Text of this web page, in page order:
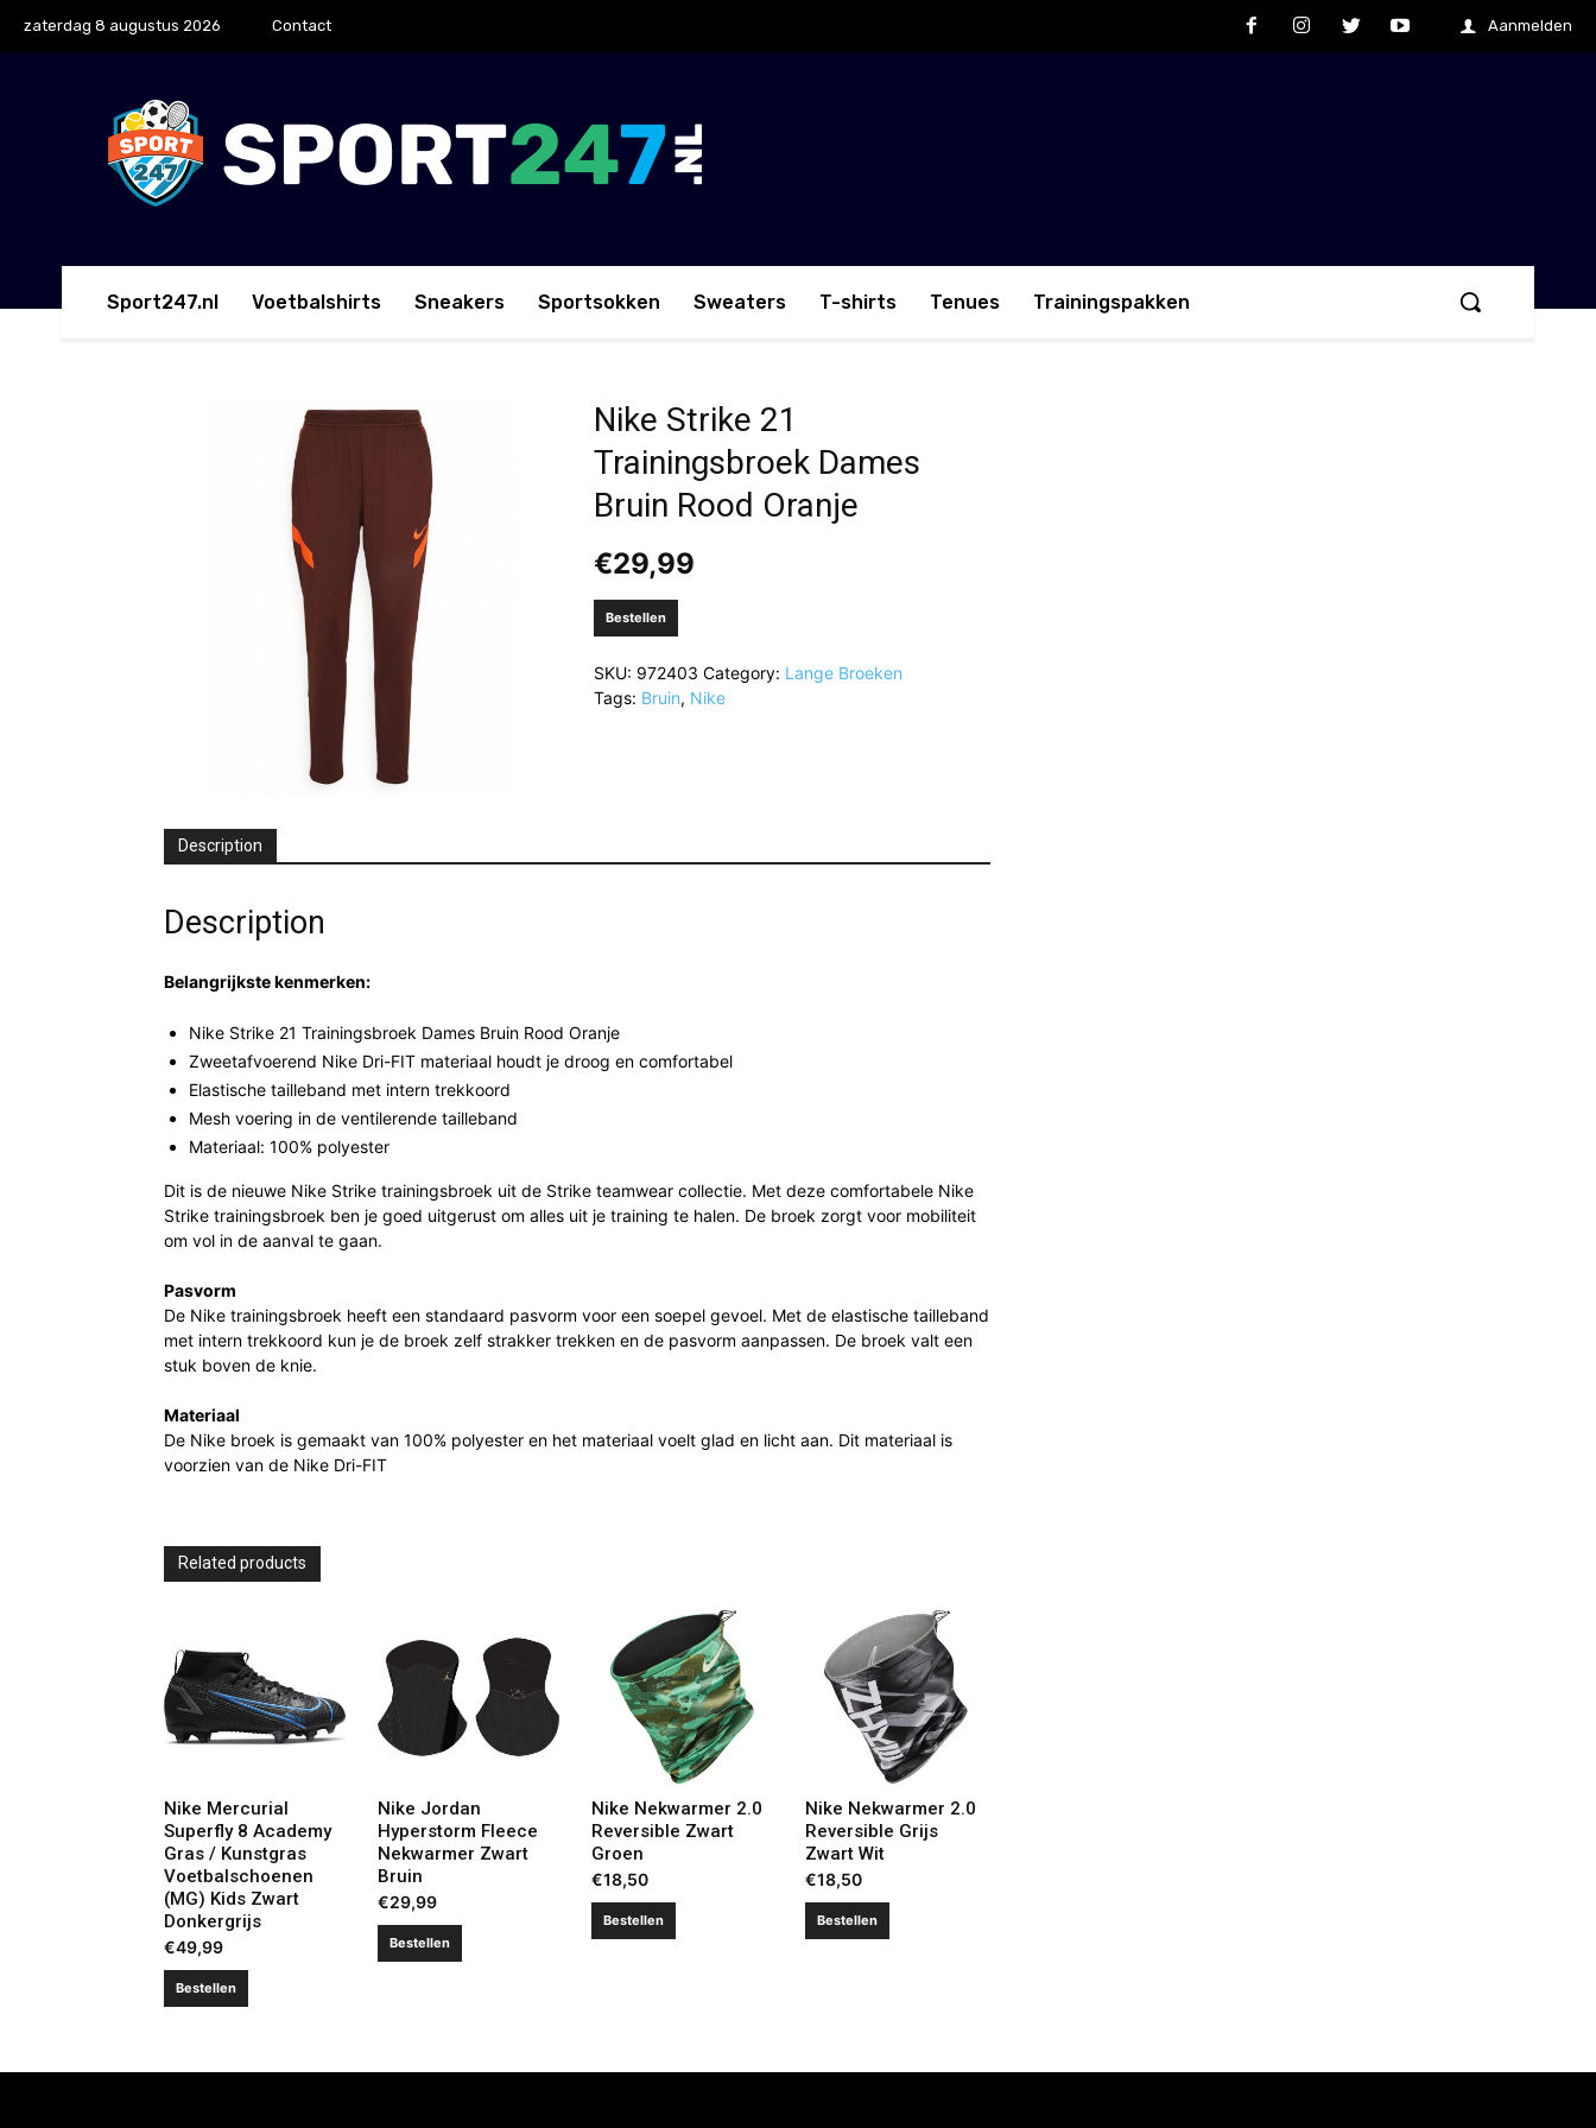
zaterdag 8 augustus 2026 Contact Aanmelden
Sport247.nl Voetbalshirts Sneakers Sportsokken Sweaters T-shirts Tenues Trainingspakken
Nike Strike 21
Trainingsbroek Dames
Bruin Rood Oranje
€29,99
Bestellen
SKU: 972403 Category: Lange Broeken
Tags: Bruin, Nike
Description
Description
Belangrijkste kenmerken:
Nike Strike 21 Trainingsbroek Dames Bruin Rood Oranje
Zweetafvoerend Nike Dri-FIT materiaal houdt je droog en comfortabel
Elastische tailleband met intern trekkoord
Mesh voering in de ventilerende tailleband
Materiaal: 100% polyester
Dit is de nieuwe Nike Strike trainingsbroek uit de Strike teamwear collectie. Met deze comfortabele Nike
Strike trainingsbroek ben je goed uitgerust om alles uit je training te halen. De broek zorgt voor mobiliteit
om vol in de aanval te gaan.
Pasvorm
De Nike trainingsbroek heeft een standaard pasvorm voor een soepel gevoel. Met de elastische tailleband
met intern trekkoord kun je de broek zelf strakker trekken en de pasvorm aanpassen. De broek valt een
stuk boven de knie.
Materiaal
De Nike broek is gemaakt van 100% polyester en het materiaal voelt glad en licht aan. Dit materiaal is
voorzien van de Nike Dri-FIT
Related products
Nike Mercurial
Superfly 8 Academy
Gras / Kunstgras
Voetbalschoenen
(MG) Kids Zwart
Donkergrijs
€49,99
Bestellen
Nike Jordan
Hyperstorm Fleece
Nekwarmer Zwart
Bruin
€29,99
Bestellen
Nike Nekwarmer 2.0
Reversible Zwart
Groen
€18,50
Bestellen
Nike Nekwarmer 2.0
Reversible Grijs
Zwart Wit
€18,50
Bestellen